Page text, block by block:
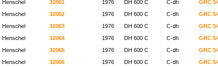
Henschel
32061 1976 DH 600 C C-dh
GRC
Henschel
32062 1976 DH 600 C C-dh
GRC
Henschel
32063 1976 DH 600 C C-dh
GRC
Henschel
32064 1976 DH 600 C C-dh
GRC
Henschel
32065 1976 DH 600 C C-dh
GRC
Henschel
32066 1976 DH 600 C C-dh
GRC